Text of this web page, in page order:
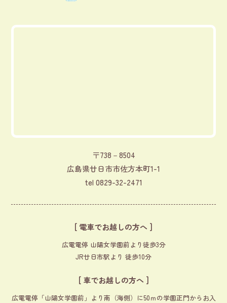
〒738－8504
広島県廿日市市佐方本町1-1
tel 0829-32-2471
[ 電車でお越しの方へ ]
広電電停 山陽女学園前より徒歩3分
JR廿日市駅より 徒歩10分
[ 車でお越しの方へ ]
広電電停「山陽女学園前」より南（海側）に50ｍの学園正門からお入